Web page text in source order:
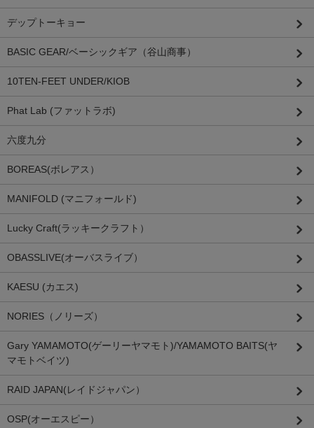
デップトーキョー
BASIC GEAR/ベーシックギア（谷山商事）
10TEN-FEET UNDER/KIOB
Phat Lab (ファットラボ)
六度九分
BOREAS(ボレアス）
MANIFOLD (マニフォールド)
Lucky Craft(ラッキークラフト）
OBASSLIVE(オーバスライブ）
KAESU (カエス)
NORIES（ノリーズ）
Gary YAMAMOTO(ゲーリーヤマモト)/YAMAMOTO BAITS(ヤ
マモトベイツ)
RAID JAPAN(レイドジャパン）
OSP(オーエスピー）